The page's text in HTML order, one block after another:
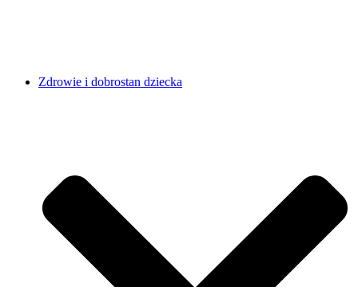
Zdrowie i dobrostan dziecka